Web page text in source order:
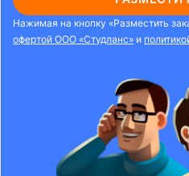
Нажимая на кнопку «Разместить
офертой ООО «Студланс» и